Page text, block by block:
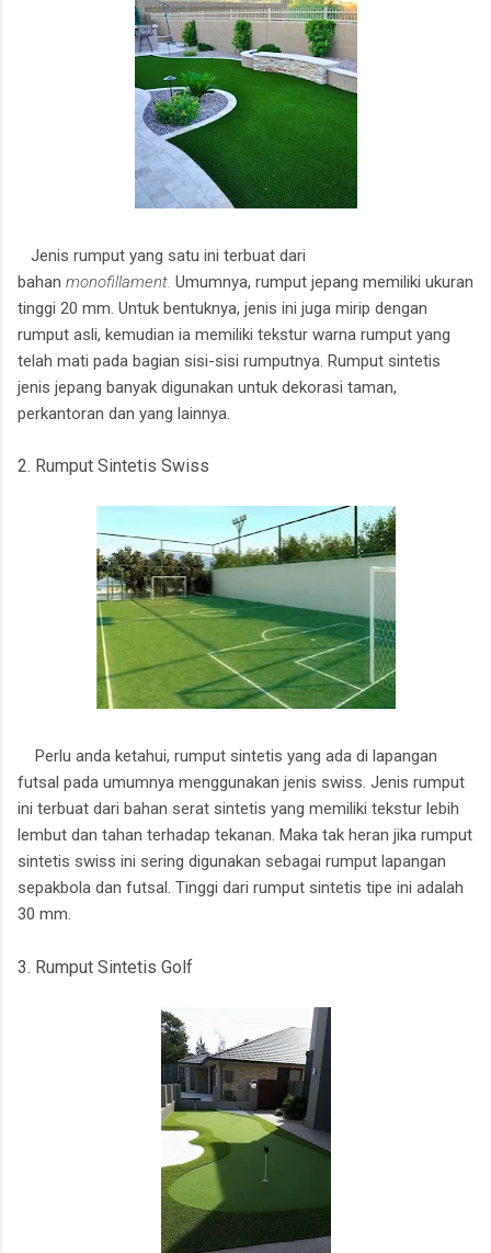
Jenis rumput yang satu ini terbuat dari
bahan monofillament. Umumnya, rumput jepang memiliki ukuran
tinggi 20 mm. Untuk bentuknya, jenis ini juga mirip dengan
rumput asli, kemudian ia memiliki tekstur warna rumput yang
telah mati pada bagian sisi-sisi rumputnya. Rumput sintetis
jenis jepang banyak digunakan untuk dekorasi taman,
perkantoran dan yang lainnya.
2. Rumput Sintetis Swiss
Perlu anda ketahui, rumput sintetis yang ada di lapangan
futsal pada umumnya menggunakan jenis swiss. Jenis rumput
ini terbuat dari bahan serat sintetis yang memiliki tekstur lebih
lembut dan tahan terhadap tekanan. Maka tak heran jika rumput
sintetis swiss ini sering digunakan sebagai rumput lapangan
sepakbola dan futsal. Tinggi dari rumput sintetis tipe ini adalah
30 mm.
3. Rumput Sintetis Golf